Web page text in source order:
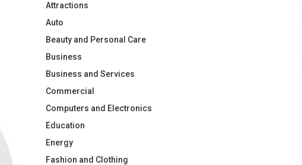
Attractions
Auto
Beauty and Personal Care
Business
Business and Services
Commercial
Computers and Electronics
Education
Energy
Fashion and Clothing